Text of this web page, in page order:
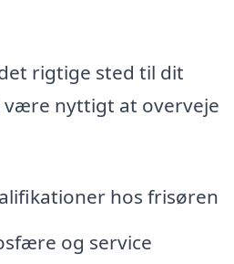
rigtige sted til dit
være nyttigt at overveje
hos frisøren
og service